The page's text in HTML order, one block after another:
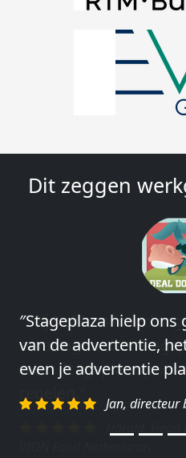
Dit zeggen
″Wij hebben in ieder
ervaringen met
weet Stageplaza
regelen.″